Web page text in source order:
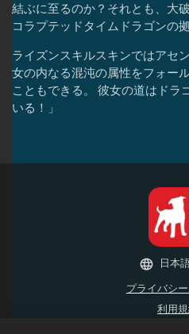
結ぶに至るのか？それとも、大
コラプテッドタイムドラゴンの
ライズンスキルスキンではアセ
女の内なる混沌の属性をフォー
こともできる。 彼女の道はドラ
いる！」
プライバシ
利用
日本